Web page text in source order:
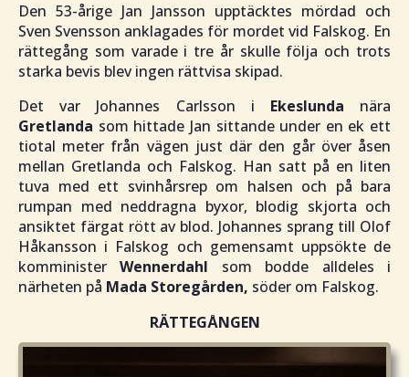
Den 53-årige Jan Jansson upptäcktes mördad och
Sven Svensson anklagades för mordet vid Falskog. En
rättegång som varade i tre år skulle följa och trots
starka bevis blev ingen rättvisa skipad.
Det var Johannes Carlsson i Ekeslunda nära
Gretlanda som hittade Jan sittande under en ek ett
tiotal meter från vägen just där den går över åsen
mellan Gretlanda och Falskog. Han satt på en liten
tuva med ett svinhårsrep om halsen och på bara
rumpan med neddragna byxor, blodig skjorta och
ansiktet färgat rött av blod. Johannes sprang till Olof
Håkansson i Falskog och gemensamt uppsökte de
komministerWennerdahl som bodde alldeles i
närheten på Mada Storegården, söder om Falskog.
RÄTTEGÅNGEN